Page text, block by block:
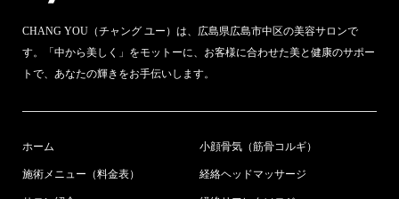
CHANG YOU（チャング ユー）は、広島県広島市中区の美容サロンで
す。「中から美しく」をモットーに、お客様に合わせた美と健康のサポー
トで、あなたの輝きをお手伝いします。
ホーム
施術メニュー（料金表）
小顔骨気（筋骨コルギ）
経絡ヘッドマッサージ